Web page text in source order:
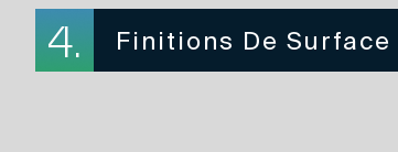
4. Finitions De Surface